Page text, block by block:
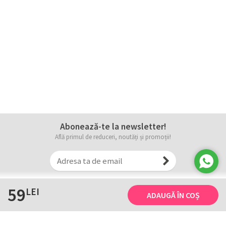
59LEI ADAUGĂ ÎN COȘ
Abonează-te la newsletter!
Află primul de reduceri, noutăți și promoții!
Tricourile noastre